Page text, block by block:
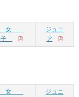
女
子
ジュニ
ア
女
ジュニ